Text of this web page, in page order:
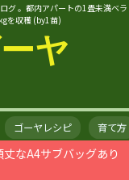
グ 。都内アパートの1畳未満ベラ
を収穫 (by1苗)
ヤ
ゴーヤレシピ 育て方
なA4サブバッグあり